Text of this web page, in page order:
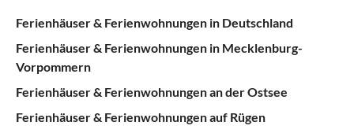
Ferienhäuser & Ferienwohnungen in Deutschland
Ferienhäuser & Ferienwohnungen in Mecklenburg-
Vorpommern
Ferienhäuser & Ferienwohnungen an der Ostsee
Ferienhäuser & Ferienwohnungen auf Rügen